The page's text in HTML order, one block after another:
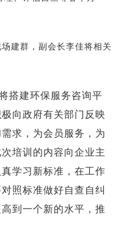
建群，副会长李佳将相关
搭建环保服务咨询平
向政府有关部门反映
求，为会员服务，为
培训的内容向企业主
学习新标准，在工作
照标准做好自查自纠
到一个新的水平，推